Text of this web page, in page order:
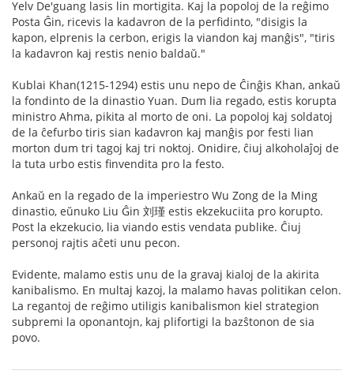
Yelv De'guang lasis lin mortigita. Kaj la popoloj de la reĝimo
Posta Ĝin, ricevis la kadavron de la perfidinto, "disigis la
kapon, elprenis la cerbon, erigis la viandon kaj manĝis", "tiris
la kadavron kaj restis nenio baldaŭ."
Kublai Khan(1215-1294) estis unu nepo de Ĉinĝis Khan, ankaŭ
la fondinto de la dinastio Yuan. Dum lia regado, estis korupta
ministro Ahma, pikita al morto de oni. La popoloj kaj soldatoj
de la ĉefurbo tiris sian kadavron kaj manĝis por festi lian
morton dum tri tagoj kaj tri noktoj. Onidire, ĉiuj alkoholaĵoj de
la tuta urbo estis finvendita pro la festo.
Ankaŭ en la regado de la imperiestro Wu Zong de la Ming
dinastio, eŭnuko Liu Ĝin 刘瑾 estis ekzekuciita pro korupto.
Post la ekzekucio, lia viando estis vendata publike. Ĉiuj
personoj rajtis aĉeti unu pecon.
Evidente, malamo estis unu de la gravaj kialoj de la akirita
kanibalismo. En multaj kazoj, la malamo havas politikan celon.
La regantoj de reĝimo utiligis kanibalismon kiel strategion
subpremi la oponantojn, kaj plifortigi la bazŝtonon de sia
povo.